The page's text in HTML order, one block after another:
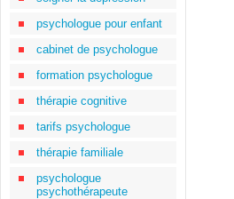
psychologue pour enfant
cabinet de psychologue
formation psychologue
thérapie cognitive
tarifs psychologue
thérapie familiale
psychologue
psychothérapeute